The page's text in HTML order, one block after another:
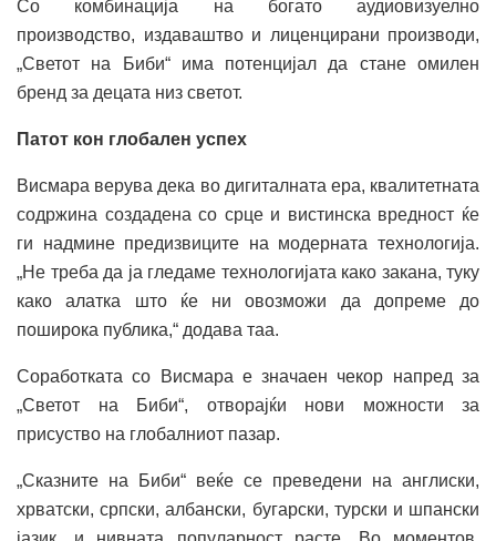
Со комбинација на богато аудиовизуелно
производство, издаваштво и лиценцирани производи,
„Светот на Биби“ има потенцијал да стане омилен
бренд за децата низ светот.
Патот кон глобален успех
Висмара верува дека во дигиталната ера, квалитетната
содржина создадена со срце и вистинска вредност ќе
ги надмине предизвиците на модерната технологија.
„Не треба да ја гледаме технологијата како закана, туку
како алатка што ќе ни овозможи да допреме до
поширока публика,“ додава таа.
Соработката со Висмара е значаен чекор напред за
„Светот на Биби“, отворајќи нови можности за
присуство на глобалниот пазар.
„Сказните на Биби“ веќе се преведени на англиски,
хрватски, српски, албански, бугарски, турски и шпански